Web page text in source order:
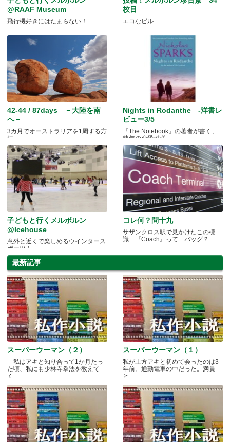
@RAAF Museum
飛行機好きにはたまらない！
枚目
エコなビル
42-44 / 87days －大陸を南
へ－
3カ月でオーストラリアを1周する方
法
Nights in Rodanthe -洋書レ
ビュー3/5
『The Notebook』の著者が書く、
熟年の恋愛模様
子どもと行くメルボルン
@Icehouse
意外と近くで楽しめるウインタース
ポーツ！
コレ何？問十九
サザンクロス駅で見かけたこの標
識…『Coach』って…バッグ？
最新記事
スーパーウーマン（２）
私はアキと知り合って1か月たっ
た頃、私にも少林寺拳法を教えて
く.....
スーパーウーマン（１）
私が土方アキと初めて会ったのは3
年前。通勤電車の中だった。満員
と.....